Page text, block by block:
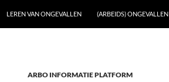
LEREN VAN ONGEVALLEN (ARBEIDS) ONGEVALLEN
ARBO INFORMATIE PLATFORM